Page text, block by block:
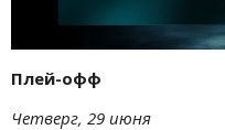
Плей-офф
Четверг, 29 июня